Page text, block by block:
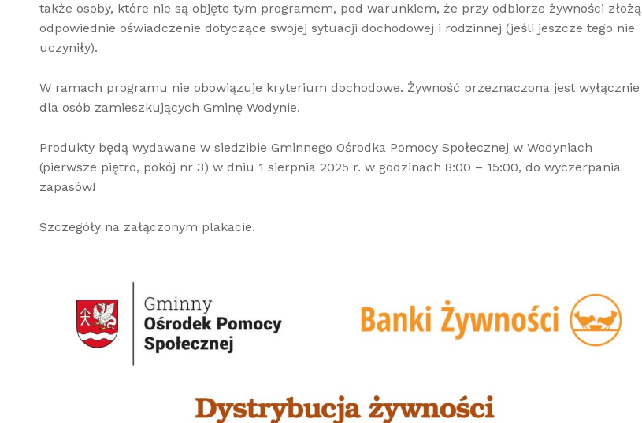
także osoby, które nie są objęte tym programem, pod warunkiem, że przy odbiorze żywności złożą
odpowiednie oświadczenie dotyczące swojej sytuacji dochodowej i rodzinnej (jeśli jeszcze tego nie
uczyniły).
W ramach programu nie obowiązuje kryterium dochodowe. Żywność przeznaczona jest wyłącznie
dla osób zamieszkujących Gminę Wodynie.
Produkty będą wydawane w siedzibie Gminnego Ośrodka Pomocy Społecznej w Wodyniach
(pierwsze piętro, pokój nr 3) w dniu 1 sierpnia 2025 r. w godzinach 8:00 – 15:00, do wyczerpania
zapasów!
Szczegóły na załączonym plakacie.